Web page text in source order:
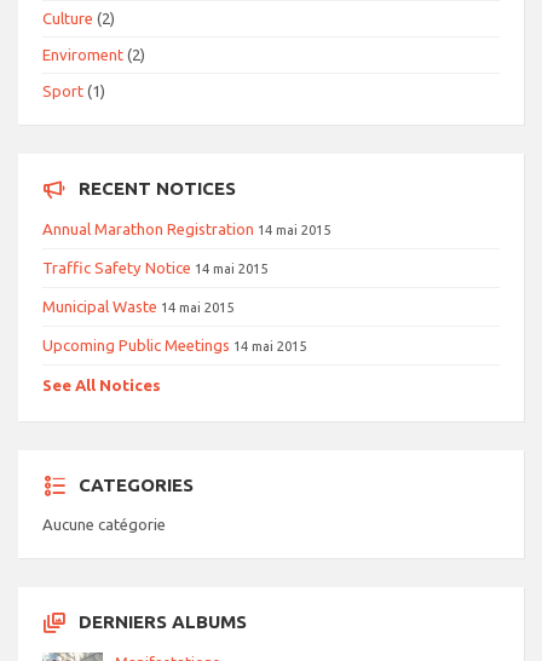
Culture (2)
Enviroment (2)
Sport (1)
RECENT NOTICES
Annual Marathon Registration 14 mai 2015
Traffic Safety Notice 14 mai 2015
Municipal Waste 14 mai 2015
Upcoming Public Meetings 14 mai 2015
See All Notices
CATEGORIES
Aucune catégorie
DERNIERS ALBUMS